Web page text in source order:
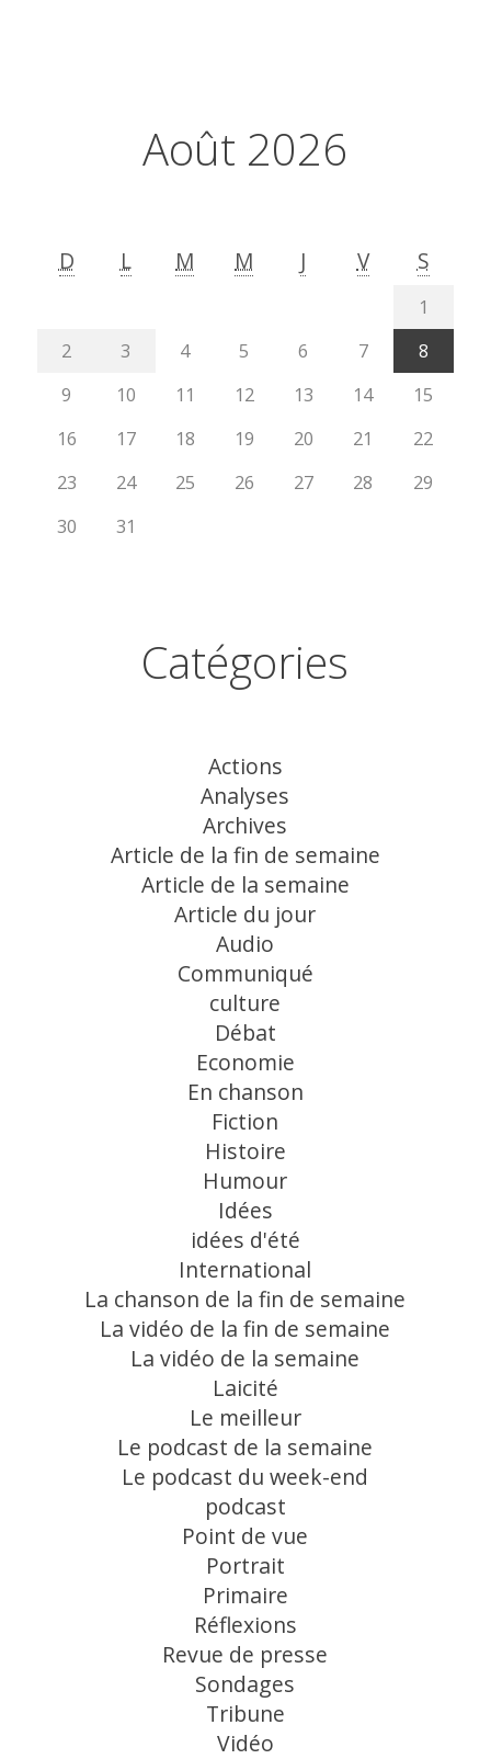
Août 2026
D L M M J V S
1
2
3 4 5 6 7
8
9
10 11 12 13 14
15
16
17 18 19 20 21
22
23
24 25 26 27 28
29
30
31
Catégories
Actions
Analyses
Archives
Article de la fin de semaine
Article de la semaine
Article du jour
Audio
Communiqué
culture
Débat
Economie
En chanson
Fiction
Histoire
Humour
Idées
idées d'été
International
La chanson de la fin de semaine
La vidéo de la fin de semaine
La vidéo de la semaine
Laicité
Le meilleur
Le podcast de la semaine
Le podcast du week-end
podcast
Point de vue
Portrait
Primaire
Réflexions
Revue de presse
Sondages
Tribune
Vidéo